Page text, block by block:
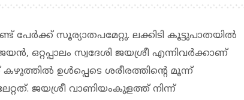
പേർക്ക് സൂര്യാതപമേറ്റു. ലക്കിടി കൂട്ടുപാതയിൽ
ഒറ്റപ്പാലം സ്വദേശി ജയശ്രീ എന്നിവർക്കാണ്
ഉൾപ്പെടെ ശരീരത്തിന്റെ മൂന്ന്
ജയശ്രീ വാണിയംകുളത്ത് നിന്ന്